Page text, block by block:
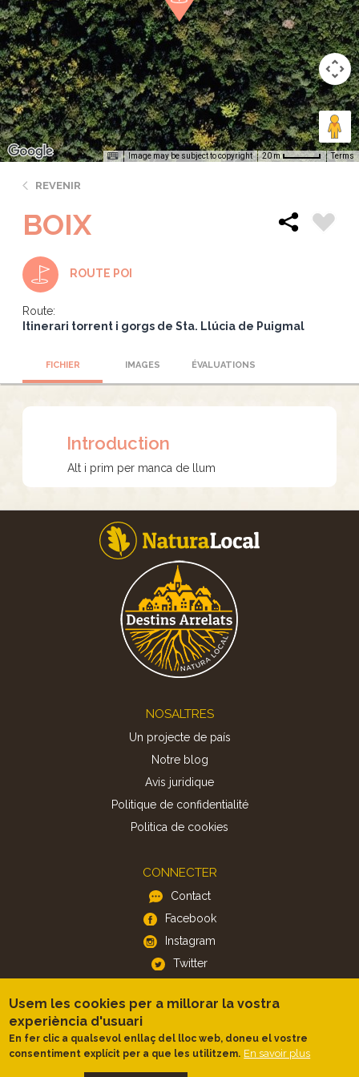
Image may be subject to copyright 20 m Terms
REVENIR
BOIX
ROUTE POI
Route:
Itinerari torrent i gorgs de Sta. Llúcia de Puigmal
FICHIER IMAGES ÉVALUATIONS
Introduction
Alt i prim per manca de llum
NOSALTRES
Un projecte de país
Notre blog
Avis juridique
Politique de confidentialité
Politica de cookies
CONNECTER
Contact
Facebook
Instagram
Twitter
APP
iOS
Android
Usem les cookies per a millorar la vostra
experiència d'usuari
En fer clic a qualsevol enllaç del lloc web, doneu el vostre
consentiment explícit per a que les utilitzem. En savoir plus